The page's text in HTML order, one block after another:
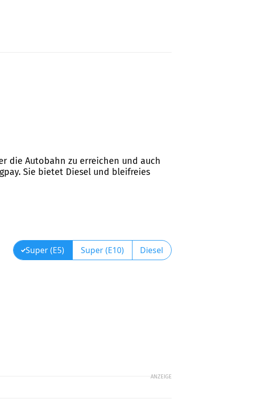
die Autobahn zu erreichen und auch
Sie bietet Diesel und bleifreies
Super (E5) Super (E10) Diesel
ANZEIGE